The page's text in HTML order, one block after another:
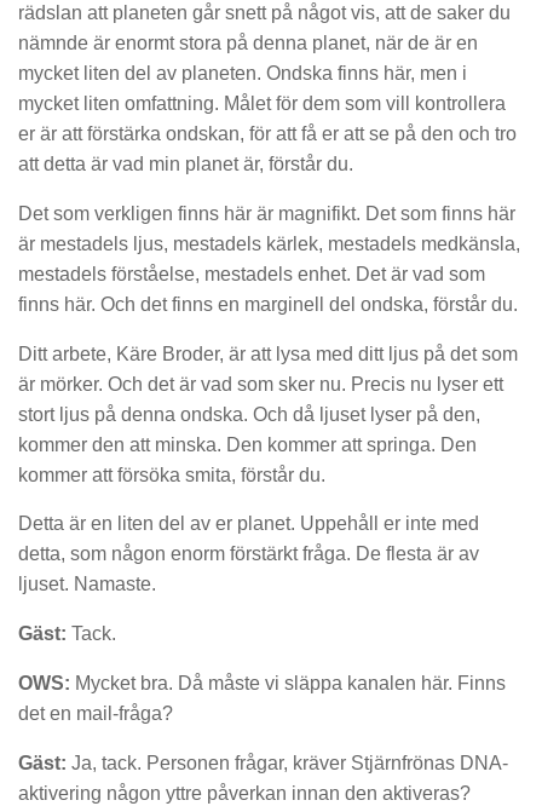
rädslan att planeten går snett på något vis, att de saker du
nämnde är enormt stora på denna planet, när de är en
mycket liten del av planeten. Ondska finns här, men i
mycket liten omfattning. Målet för dem som vill kontrollera
er är att förstärka ondskan, för att få er att se på den och tro
att detta är vad min planet är, förstår du.
Det som verkligen finns här är magnifikt. Det som finns här
är mestadels ljus, mestadels kärlek, mestadels medkänsla,
mestadels förståelse, mestadels enhet. Det är vad som
finns här. Och det finns en marginell del ondska, förstår du.
Ditt arbete, Käre Broder, är att lysa med ditt ljus på det som
är mörker. Och det är vad som sker nu. Precis nu lyser ett
stort ljus på denna ondska. Och då ljuset lyser på den,
kommer den att minska. Den kommer att springa. Den
kommer att försöka smita, förstår du.
Detta är en liten del av er planet. Uppehåll er inte med
detta, som någon enorm förstärkt fråga. De flesta är av
ljuset. Namaste.
Gäst: Tack.
OWS: Mycket bra. Då måste vi släppa kanalen här. Finns
det en mail-fråga?
Gäst: Ja, tack. Personen frågar, kräver Stjärnfrönas DNA-
aktivering någon yttre påverkan innan den aktiveras?